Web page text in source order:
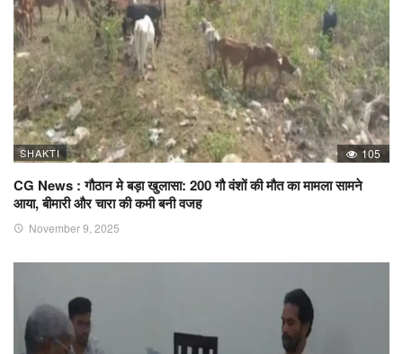
SHAKTI 105
CG News : गौठान मे बड़ा खुलासा: 200 गौ वंशों की मौत का मामला सामने
आया, बीमारी और चारा की कमी बनी वजह
November 9, 2025